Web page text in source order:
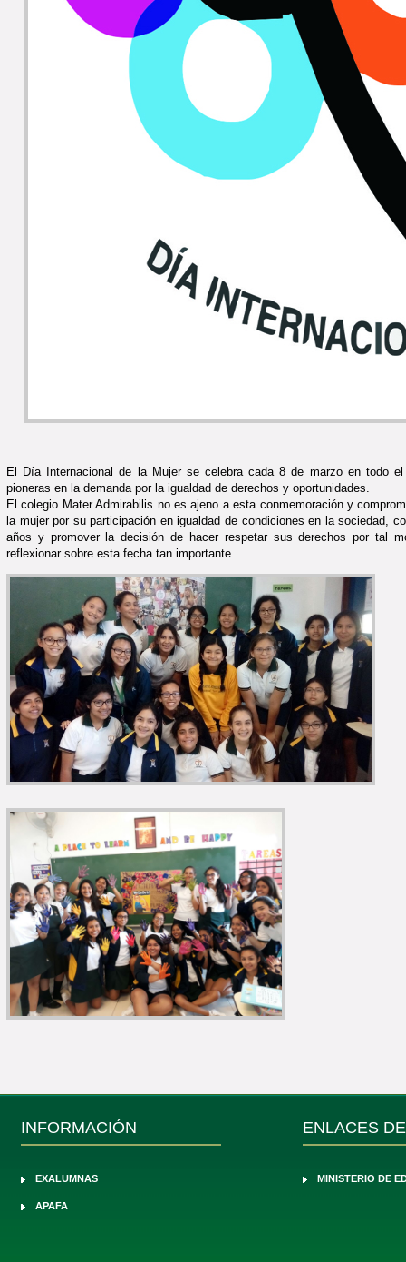
El Día Internacional de la Mujer se celebra cada 8 de marzo en todo
pioneras en la demanda por la igualdad de derechos y oportunidades.
El colegio Mater Admirabilis no es ajeno a esta conmemoración y
la mujer por su participación en igualdad de condiciones en la sociedad,
años y promover la decisión de hacer respetar sus derechos por tal
reflexionar sobre esta fecha tan importante.
INFORMACIÓN
EXALUMNAS
APAFA
ENLACES
MINISTERIO DE